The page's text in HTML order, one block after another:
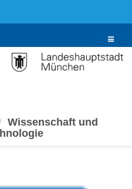
Toggle
Wissenschaft und